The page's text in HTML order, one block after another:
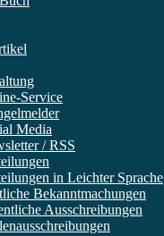
Service
Media
/ RSS
in Leichter Sprache
Bekanntmachungen
Ausschreibungen